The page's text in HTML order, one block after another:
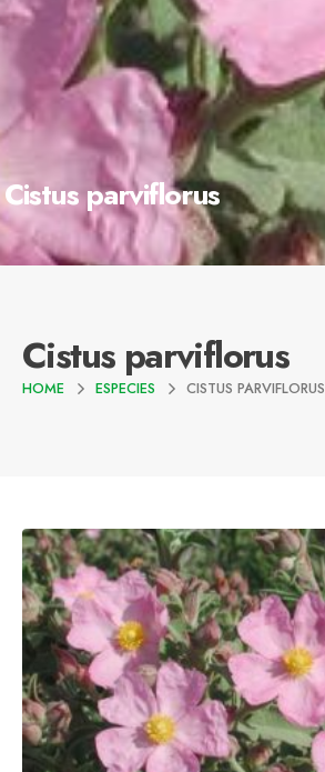
Cistus parviflorus
Cistus parviflorus
HOME ESPECIES CISTUS PARVIFLORUS